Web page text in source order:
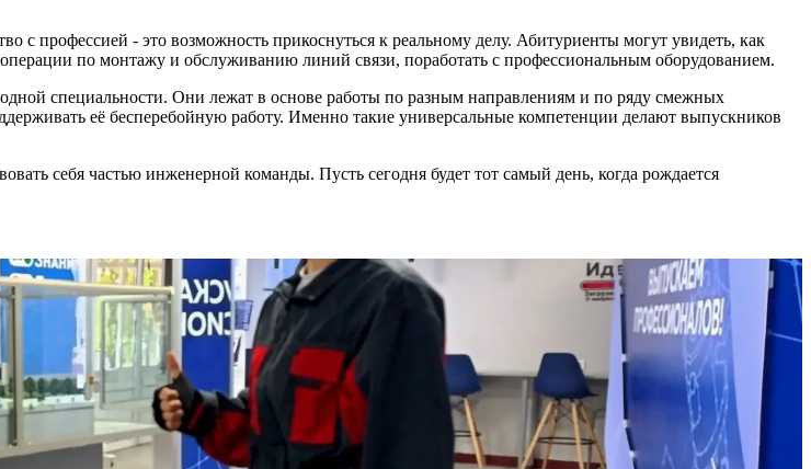
профессией - это возможность прикоснуться к реальному делу. Абитуриенты могут увидеть, как
по монтажу и обслуживанию линий связи, поработать с профессиональным оборудованием.
специальности. Они лежат в основе работы по разным направлениям и по ряду смежных
её бесперебойную работу. Именно такие универсальные компетенции делают выпускников
себя частью инженерной команды. Пусть сегодня будет тот самый день, когда рождается